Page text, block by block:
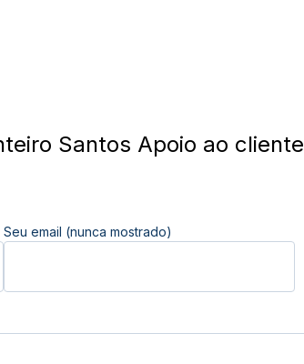
Santos Apoio ao cliente
Seu email (nunca mostrado)